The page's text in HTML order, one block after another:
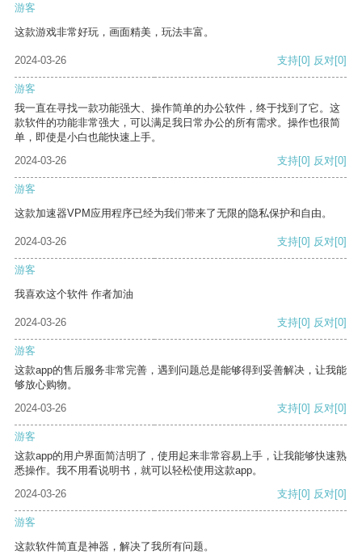
游客
这款游戏非常好玩，画面精美，玩法丰富。
2024-03-26 支持[0] 反对[0]
游客
我一直在寻找一款功能强大、操作简单的办公软件，终于找到了它。这
款软件的功能非常强大，可以满足我日常办公的所有需求。操作也很简
单，即使是小白也能快速上手。
2024-03-26
支持[0] 反对[0]
游客
这款加速器VPM应用程序已经为我们带来了无限的隐私保护和自由。
2024-03-26 支持[0] 反对[0]
游客
我喜欢这个软件 作者加油
2024-03-26 支持[0] 反对[0]
游客
这款app的售后服务非常完善，遇到问题总是能够得到妥善解决，让我能
够放心购物。
2024-03-26
支持[0] 反对[0]
游客
这款app的用户界面简洁明了，使用起来非常容易上手，让我能够快速熟
悉操作。我不用看说明书，就可以轻松使用这款app。
2024-03-26
支持[0] 反对[0]
游客
这款软件简直是神器，解决了我所有问题。